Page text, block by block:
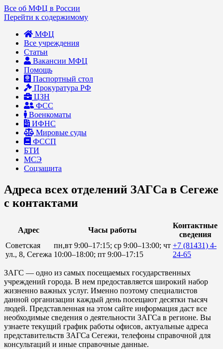
Все об МФЦ в России
Перейти к содержимому
МФЦ
Все учреждения
Статьи
Вакансии МФЦ
Помощь
Паспортный стол
Прокуратура РФ
ЦЗН
ФСС
Военкоматы
ИФНС
Мировые суды
ФССП
БТИ
МСЭ
Соцзащита
Адреса всех отделений ЗАГСа в Сегеже
с контактами
Адрес Часы работы
Контактные
сведения
Советская
ул., 8, Сегежа
пн,вт 9:00–17:15; ср 9:00–13:00; чт
10:00–18:00; пт 9:00–17:15
+7 (81431) 4-
24-65
ЗАГС — одно из самых посещаемых государственных
учреждений города. В нем предоставляется широкий набор
жизненно важных услуг. Именно поэтому специалистов
данной организации каждый день посещают десятки тысяч
людей. Представленная на этом сайте информация даст все
необходимые сведения о деятельности ЗАГСа в регионе. Вы
узнаете текущий график работы офисов, актуальные адреса
представительств ЗАГСа Сегежи, телефоны справочной для
консультаций и иные справочные данные.